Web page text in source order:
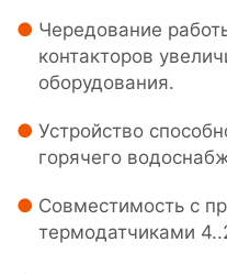
Чередование
контакторов
оборудования.
Устройство
горячего
Совместимость с
термодатчиками